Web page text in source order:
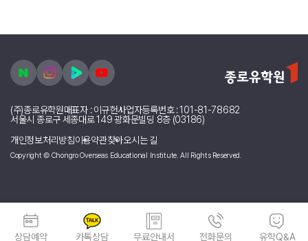
상담예약 카톡상담 무료안내서 전화문의 유학Q&A
(주)종로유학원대표자 : 이규헌사업자등록번호 : 101-81-78682
서울시 종로구 세종대로 149 광화문빌딩 8층 (03186)
개인정보처리방침이용약관찾아오시는 길
Copyright © Chongro Overseas Educational Institute. All Rights Reserved.